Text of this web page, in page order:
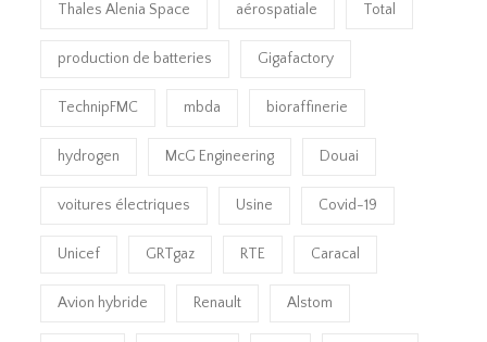
Thales Alenia Space aérospatiale Total
production de batteries Gigafactory
TechnipFMC mbda bioraffinerie
hydrogen McG Engineering Douai
voitures électriques Usine Covid-19
Unicef GRTgaz RTE Caracal
Avion hybride Renault Alstom